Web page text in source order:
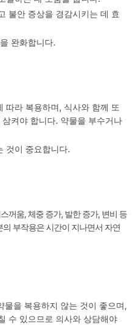
불안 증상을 경감시키는 데 효
완화합니다.
따라 복용하며, 식사와 함께 또
켜야 합니다. 약물을 부수거나
것이 중요합니다.
꺼움, 체중 증가, 발한 증가, 변비 등
부작용은 시간이 지나면서 자연
물을 복용하지 않는 것이 좋으며,
수 있으므로 의사와 상담해야